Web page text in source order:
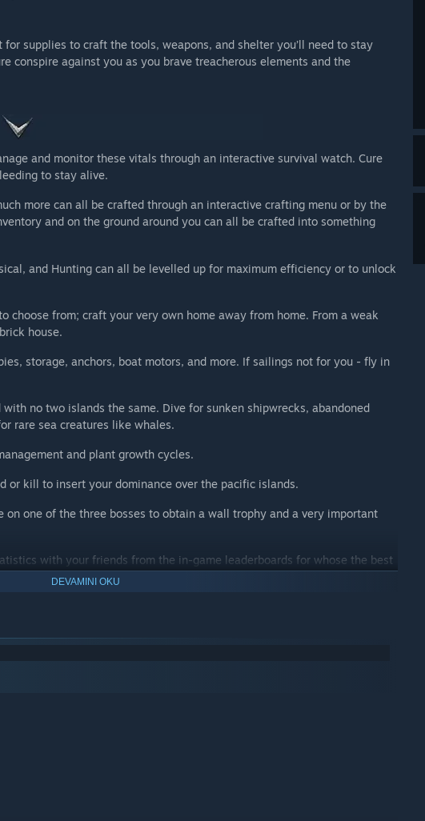
supplies to craft the tools, weapons, and shelter you’ll need to stay
conspire against you as you brave treacherous elements and the
and monitor these vitals through an interactive survival watch. Cure
to stay alive.
more can all be crafted through an interactive crafting menu or by the
and on the ground around you can all be crafted into something
and Hunting can all be levelled up for maximum efficiency or to unlock
choose from; craft your very own home away from home. From a weak
house.
storage, anchors, boat motors, and more. If sailings not for you - fly in
no two islands the same. Dive for sunken shipwrecks, abandoned
rare sea creatures like whales.
and plant growth cycles.
or kill to insert your dominance over the pacific islands.
on one of the three bosses to obtain a wall trophy and a very important
with your friends from the in-game leaderboards for whose the best
editor. Play as Female or Male. Change your game difficulty. Play split-
individual tree, rock, and creature to create the adventure island you
DEVAMINI OKU